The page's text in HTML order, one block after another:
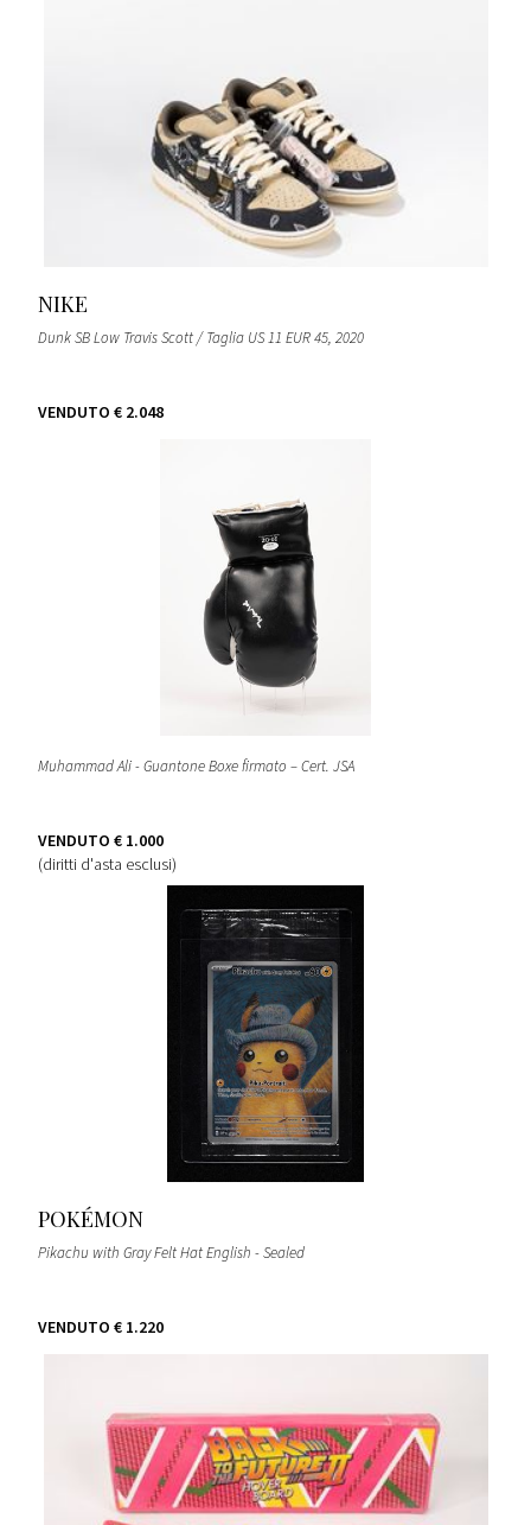
NIKE
Dunk SB Low Travis Scott / Taglia US 11 EUR 45, 2020
VENDUTO € 2.048
Muhammad Ali - Guantone Boxe firmato – Cert. JSA
VENDUTO € 1.000
(diritti d'asta esclusi)
POKÉMON
Pikachu with Gray Felt Hat English - Sealed
VENDUTO € 1.220